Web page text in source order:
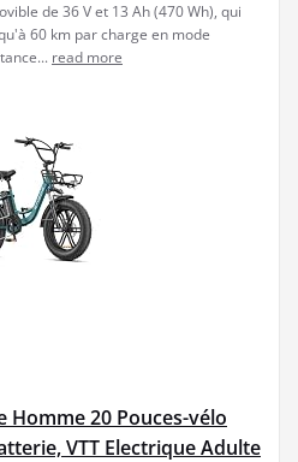
de 36 V et 13 Ah (470 Wh), qui
60 km par charge en mode
read more
Homme 20 Pouces-vélo
VTT Electrique Adulte